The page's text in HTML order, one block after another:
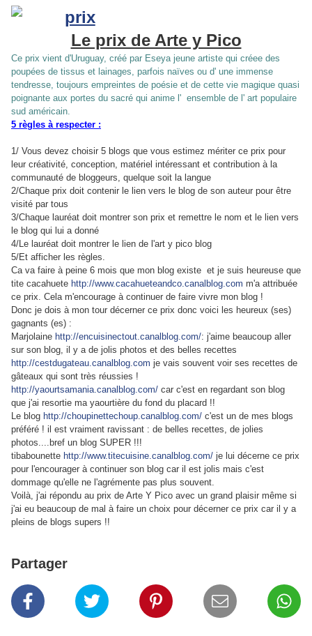
Le prix de Arte y Pico
Ce prix vient d'Uruguay, créé par Eseya jeune artiste qui créee des
poupées de tissus et lainages, parfois naïves ou d' une immense
tendresse, toujours empreintes de poésie et de cette vie magique quasi
poignante aux portes du sacré qui anime l' ensemble de l' art populaire
sud américain.
5 règles à respecter :
1/ Vous devez choisir 5 blogs que vous estimez mériter ce prix pour
leur créativité, conception, matériel intéressant et contribution à la
communauté de bloggeurs, quelque soit la langue
2/Chaque prix doit contenir le lien vers le blog de son auteur pour être
visité par tous
3/Chaque lauréat doit montrer son prix et remettre le nom et le lien vers
le blog qui lui a donné
4/Le lauréat doit montrer le lien de l'art y pico blog
5/Et afficher les règles.
Ca va faire à peine 6 mois que mon blog existe et je suis heureuse que
tite cacahuete http://www.cacahueteandco.canalblog.com m'a attribuée
ce prix. Cela m'encourage à continuer de faire vivre mon blog !
Donc je dois à mon tour décerner ce prix donc voici les heureux (ses)
gagnants (es) :
Marjolaine http://encuisinectout.canalblog.com/: j'aime beaucoup aller
sur son blog, il y a de jolis photos et des belles recettes
http://cestdugateau.canalblog.com je vais souvent voir ses recettes de
gâteaux qui sont très réussies !
http://yaourtsamania.canalblog.com/ car c'est en regardant son blog
que j'ai resortie ma yaourtière du fond du placard !!
Le blog http://choupinettechoup.canalblog.com/ c'est un de mes blogs
préféré ! il est vraiment ravissant : de belles recettes, de jolies
photos....bref un blog SUPER !!!
tibabounette http://www.titecuisine.canalblog.com/ je lui décerne ce prix
pour l'encourager à continuer son blog car il est jolis mais c'est
dommage qu'elle ne l'agrémente pas plus souvent.
Voilà, j'ai répondu au prix de Arte Y Pico avec un grand plaisir même si
j'ai eu beaucoup de mal à faire un choix pour décerner ce prix car il y a
pleins de blogs supers !!
Partager